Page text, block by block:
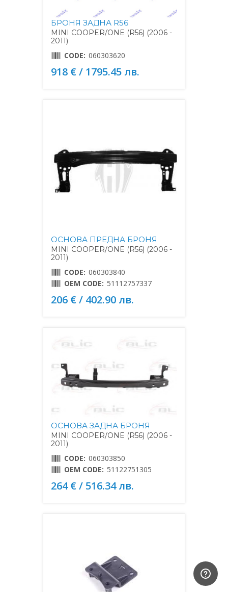
БРОНЯ ЗАДНА R56
MINI COOPER/ONE (R56) (2006 -
2011)
CODE: 060303620
918 € / 1795.45 лв.
ОСНОВА ПРЕДНА БРОНЯ
MINI COOPER/ONE (R56) (2006 -
2011)
CODE: 060303840
OEM CODE: 51112757337
206 € / 402.90 лв.
ОСНОВА ЗАДНА БРОНЯ
MINI COOPER/ONE (R56) (2006 -
2011)
CODE: 060303850
OEM CODE: 51122751305
264 € / 516.34 лв.